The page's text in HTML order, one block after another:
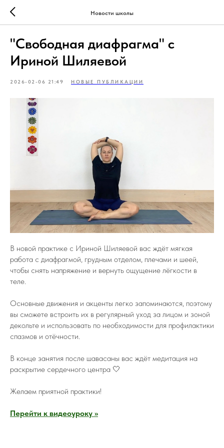
Новости школы
"Свободная диафрагма" с
Ириной Шиляевой
2026-02-06 21:49 НОВЫЕ ПУБЛИКАЦИИ
В новой практике с Ириной Шиляевой вас ждёт мягкая
работа с диафрагмой, грудным отделом, плечами и шеей,
чтобы снять напряжение и вернуть ощущение лёгкости в
теле.
Основные движения и акценты легко запоминаются, поэтому
вы сможете встроить их в регулярный уход за лицом и зоной
декольте и использовать по необходимости для профилактики
спазмов и отёчности.
В конце занятия после шавасаны вас ждёт медитация на
раскрытие сердечного центра 🤍
Желаем приятной практики!
Перейти к видеоуроку >>